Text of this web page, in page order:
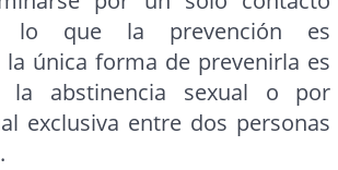
lo que la prevención es
única forma de prevenirla es
abstinencia sexual o por
exclusiva entre dos personas